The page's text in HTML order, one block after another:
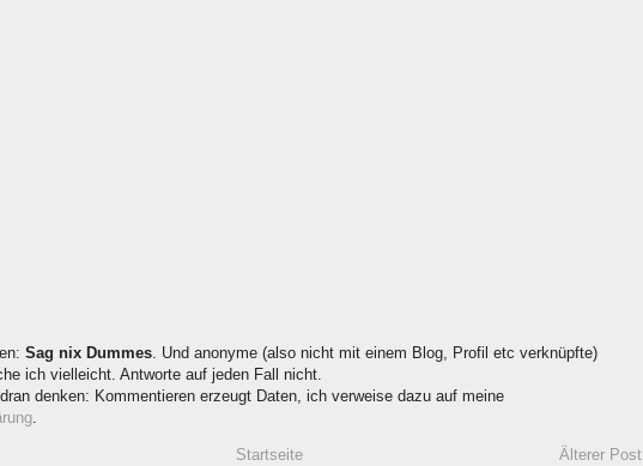
Sag nix Dummes. Und anonyme (also nicht mit einem Blog, Profil etc verknüpfte)
ich vielleicht. Antworte auf jeden Fall nicht.
denken: Kommentieren erzeugt Daten, ich verweise dazu auf meine
.
Älterer Post
Startseite